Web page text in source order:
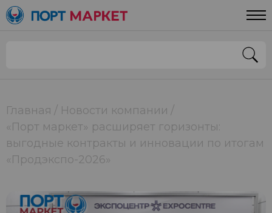
Главная
Новости компании
«Порт маркет» расширяет горизонты:
выгодные контракты и инновации по итогам
«Продэкспо-2026»